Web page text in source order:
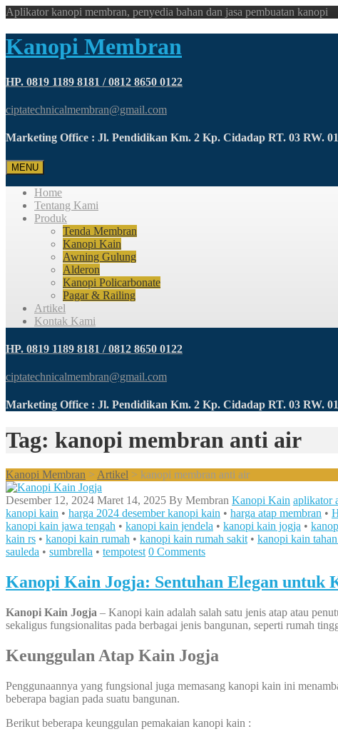
Aplikator kanopi membran, penyedia bahan dan jasa pembuatan kanopi
Kanopi Membran
HP. 0819 1189 8181 / 0812 8650 0122
ciptatechnicalmembran@gmail.com
Marketing Office : Jl. Pendidikan Km. 2 Kp. Cidadap RT. 03 RW.
MENU
Home
Tentang Kami
Produk
Tenda Membran
Kanopi Kain
Awning Gulung
Alderon
Kanopi Policarbonate
Pagar & Railing
Artikel
Kontak Kami
HP. 0819 1189 8181 / 0812 8650 0122
ciptatechnicalmembran@gmail.com
Marketing Office : Jl. Pendidikan Km. 2 Kp. Cidadap RT. 03 RW.
Tag: kanopi membran anti air
Kanopi Membran > Artikel > kanopi membran anti air
Desember 12, 2024 Maret 14, 2025 By Membran Kanopi Kain aplikator
kanopi kain • harga 2024 desember kanopi kain • harga atap membran •
kanopi kain jawa tengah • kanopi kain jendela • kanopi kain jogja •
kain rs • kanopi kain rumah • kanopi kain rumah sakit • kanopi kain
sauleda • sumbrella • tempotest 0 Comments
Kanopi Kain Jogja: Sentuhan Elegan untuk
Kanopi Kain Jogja – Kanopi kain adalah salah satu jenis atap atau
sekaligus fungsionalitas pada berbagai jenis bangunan, seperti rumah
Keunggulan Atap Kain Jogja
Penggunaannya yang fungsional juga memasang kanopi kain ini
beberapa bagian pada suatu bangunan.
Berikut beberapa keunggulan pemakaian kanopi kain :